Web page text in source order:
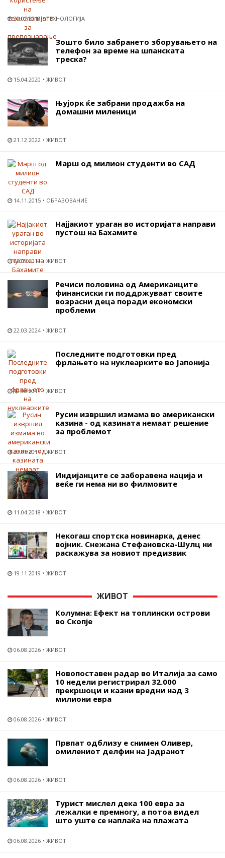
20.07.2019 ТЕХНОЛОГИЈА
Зошто било забрането зборувањето на
телефон за време на шпанската
треска?
15.04.2020 ЖИВОТ
Њујорк ќе забрани продажба на
домашни миленици
21.12.2022 ЖИВОТ
Марш од милион студенти во САД
14.11.2015 ОБРАЗОВАНИЕ
Најјакиот ураган во историјата направи
пустош на Бахамите
02.09.2019 ЖИВОТ
Речиси половина од Американците
финансиски ги поддржуваат своите
возрасни деца поради економски
проблеми
22.03.2024 ЖИВОТ
Последните подготовки пред
фрлањето на нуклеарките во Јапонија
10.08.2017 ЖИВОТ
Русин извршил измама во американски
казина - од казината немаат решение
за проблемот
29.05.2017 ЖИВОТ
Индијанците се заборавена нација и
веќе ги нема ни во филмовите
11.04.2018 ЖИВОТ
Некогаш спортска новинарка, денес
војник. Снежана Стефановска-Шулц ни
раскажува за новиот предизвик
19.11.2019 ЖИВОТ
ЖИВОТ
Колумна: Ефект на топлински острови
во Скопје
06.08.2026 ЖИВОТ
Новопоставен радар во Италија за само
10 недели регистрирал 32.000
прекршоци и казни вредни над 3
милиони евра
06.08.2026 ЖИВОТ
Првпат одблизу е снимен Оливер,
омилениот делфин на Јадранот
06.08.2026 ЖИВОТ
Турист мислел дека 100 евра за
лежалки е премногу, а потоа видел
што уште се наплаќа на плажата
06.08.2026 ЖИВОТ